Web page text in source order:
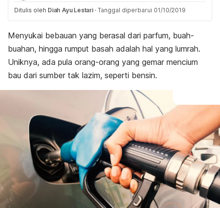
Ditulis oleh Diah Ayu Lestari · Tanggal diperbarui 01/10/2019
Menyukai bebauan yang berasal dari parfum, buah-
buahan, hingga rumput basah adalah hal yang lumrah.
Uniknya, ada pula orang-orang yang gemar mencium
bau dari sumber tak lazim, seperti bensin.